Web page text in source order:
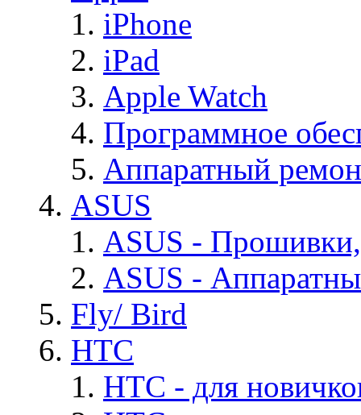
iPhone
iPad
Apple Watch
Программное
Аппаратный
ASUS
ASUS -
ASUS -
Fly/ Bird
HTC
HTC - для